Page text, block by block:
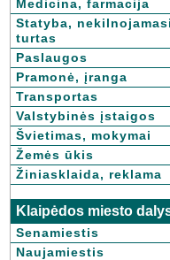
Medicina, farmacija
Statyba,
turtas
Paslaugos
Pramonė, įranga
Transportas
Valstybinės įstaigos
Švietimas, mokymai
Žemės ūkis
Žiniasklaida, reklama
Klaipėdos miesto
Senamiestis
Naujamiestis